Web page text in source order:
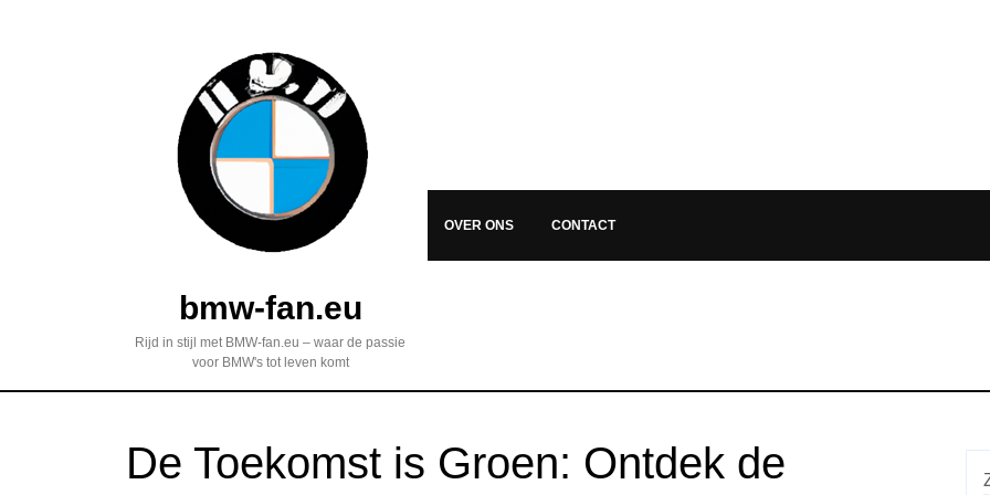
bmw-fan.eu
Rijd in stijl met BMW-fan.eu – waar de passie
voor BMW's tot leven komt
OVER ONS CONTACT
De Toekomst is Groen: Ontdek de